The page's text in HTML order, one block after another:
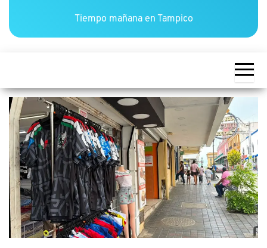
Tiempo mañana en Tampico